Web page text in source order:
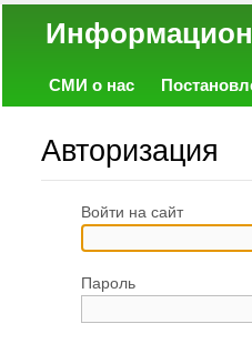
СМИ о нас
Авторизация
Войти на сайт
Пароль